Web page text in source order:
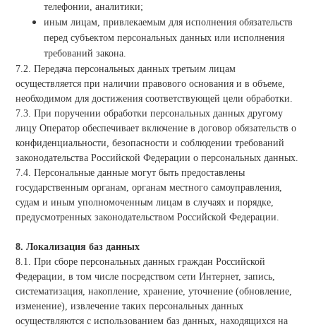
телефонии, аналитики;
иным лицам, привлекаемым для исполнения обязательств
перед субъектом персональных данных или исполнения
требований закона.
7.2. Передача персональных данных третьим лицам
осуществляется при наличии правового основания и в объеме,
необходимом для достижения соответствующей цели обработки.
7.3. При поручении обработки персональных данных другому
лицу Оператор обеспечивает включение в договор обязательств о
конфиденциальности, безопасности и соблюдении требований
законодательства Российской Федерации о персональных данных.
7.4. Персональные данные могут быть предоставлены
государственным органам, органам местного самоуправления,
судам и иным уполномоченным лицам в случаях и порядке,
предусмотренных законодательством Российской Федерации.
8. Локализация баз данных
8.1. При сборе персональных данных граждан Российской
Федерации, в том числе посредством сети Интернет, запись,
систематизация, накопление, хранение, уточнение (обновление,
изменение), извлечение таких персональных данных
осуществляются с использованием баз данных, находящихся на